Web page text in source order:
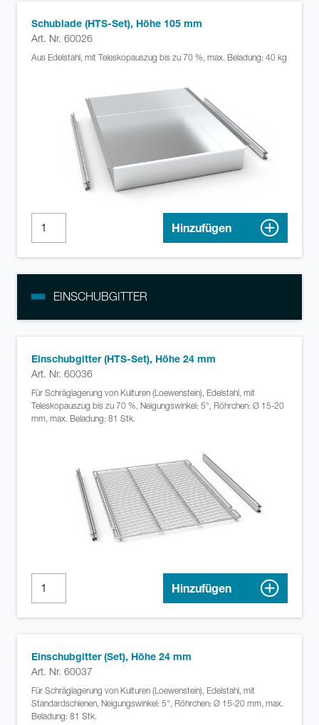
Schublade (HTS-Set), Höhe 105 mm
Art. Nr. 60026
Aus Edelstahl, mit Teleskopauszug bis zu 70 %, max. Beladung: 40 kg
Hinzufügen
EINSCHUBGITTER
Einschubgitter (HTS-Set), Höhe 24 mm
Art. Nr. 60036
Für Schräglagerung von Kulturen (Loewenstein), Edelstahl, mit
Teleskopauszug bis zu 70 %, Neigungswinkel: 5°, Röhrchen: Ø 15-20
mm, max. Beladung: 81 Stk.
Hinzufügen
Einschubgitter (Set), Höhe 24 mm
Art. Nr. 60037
Für Schräglagerung von Kulturen (Loewenstein), Edelstahl, mit
Standardschienen, Neigungswinkel: 5°, Röhrchen: Ø 15-20 mm, max.
Beladung: 81 Stk.